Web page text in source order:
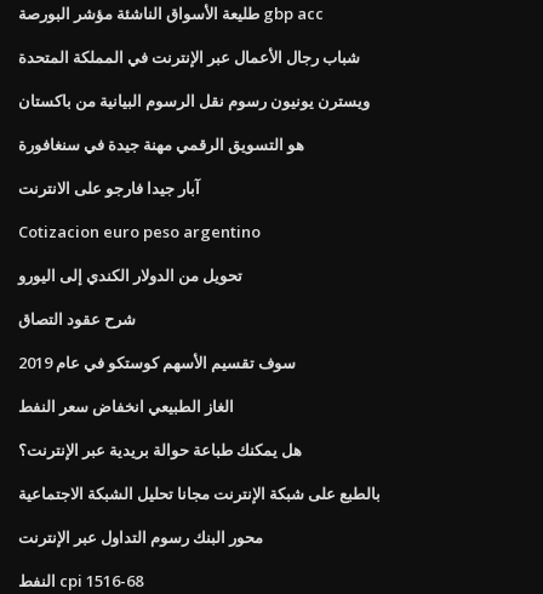
طليعة الأسواق الناشئة مؤشر البورصة gbp acc
شباب رجال الأعمال عبر الإنترنت في المملكة المتحدة
ويسترن يونيون رسوم نقل الرسوم البيانية من باكستان
هو التسويق الرقمي مهنة جيدة في سنغافورة
آبار جيدا فارجو على الانترنت
Cotizacion euro peso argentino
تحويل من الدولار الكندي إلى اليورو
شرح عقود التصاق
سوف تقسيم الأسهم كوستكو في عام 2019
الغاز الطبيعي انخفاض سعر النفط
هل يمكنك طباعة حوالة بريدية عبر الإنترنت؟
بالطبع على شبكة الإنترنت مجانا تحليل الشبكة الاجتماعية
محور البنك رسوم التداول عبر الإنترنت
النفط cpi 1516-68